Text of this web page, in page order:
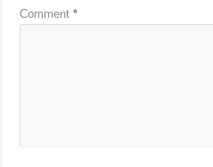
Comment*